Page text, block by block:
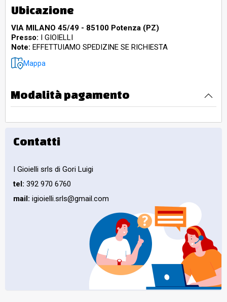
Ubicazione
VIA MILANO 45/49 - 85100 Potenza (PZ)
Presso: I GIOIELLI
Note: EFFETTUIAMO SPEDIZINE SE RICHIESTA
Mappa
Modalità pagamento
Contatti
I Gioielli srls di Gori Luigi
tel: 392 970 6760
mail: igioielli.srls@gmail.com